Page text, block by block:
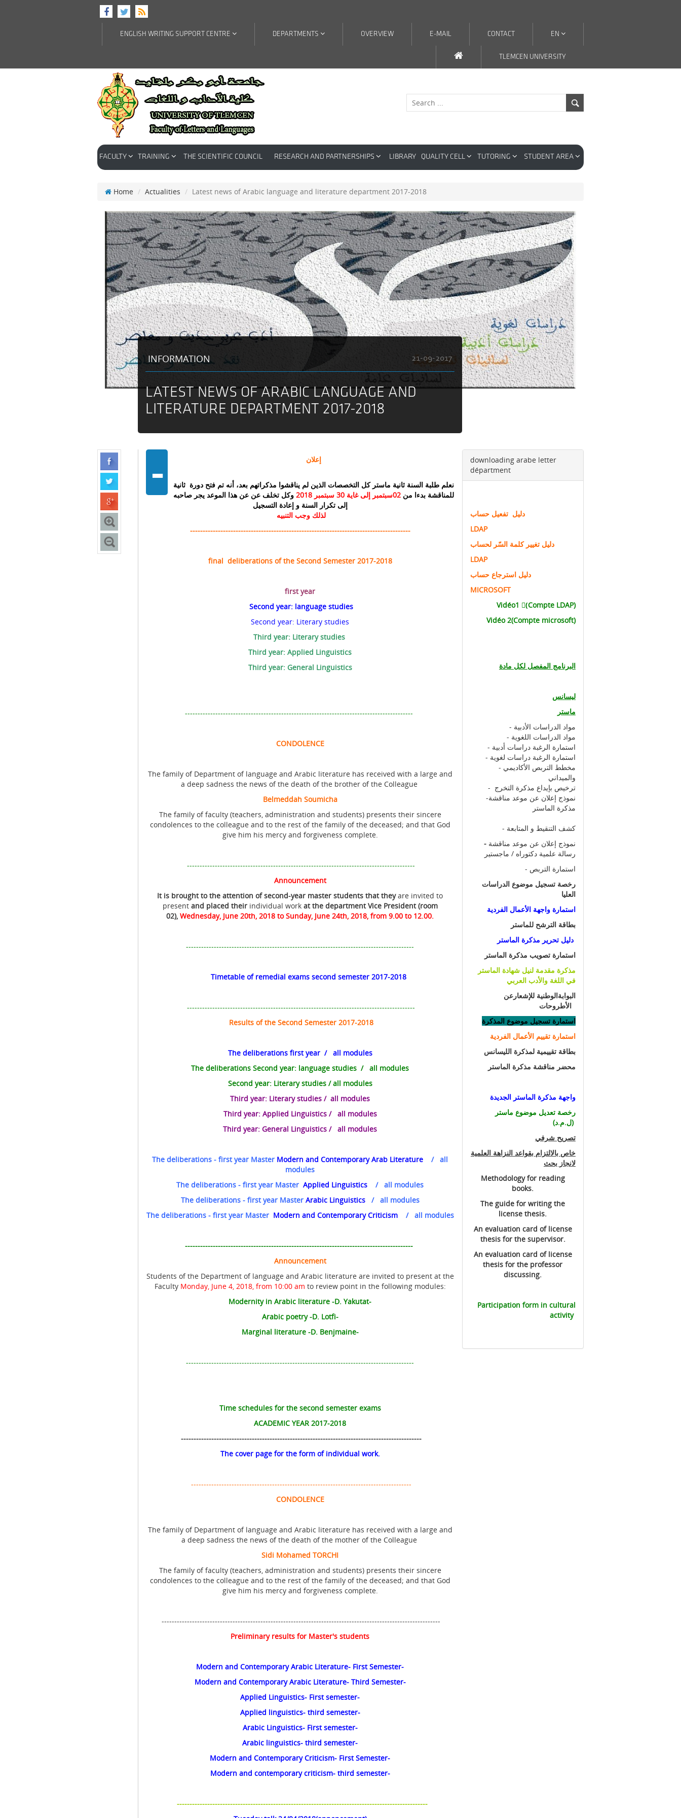
EN
CONTACT
E-MAIL
OVERVIEW
DEPARTMENTS
ENGLISH WRITING SUPPORT CENTRE
TLEMCEN UNIVERSITY
FACULTY TRAINING THE SCIENTIFIC COUNCIL RESEARCH AND PARTNERSHIPS LIBRARY QUALITY CELL TUTORING STUDENT AREA
Home Actualities Latest news of Arabic language and literature department 2017-2018
INFORMATION 21-09-2017
LATEST NEWS OF ARABIC LANGUAGE AND
LITERATURE DEPARTMENT 2017-2018
- إعلان
نعلم طلبة السنة ثانية ماستر كل التخصصات الذين لم يناقشوا مذكراتهم بعد، أنه تم فتح دورة ثانية
للمناقشة بدءا من02سبتمبر إلى غاية 30 سبتمبر 2018
وكل تخلف عن عن هذا الموعد يجر صاحبه
إلى تكرار السنة و إعادة التسجيل
لذلك وجب التنبيه
---------------------------------------------------------------------------------------
final deliberations of the Second Semester 2017-2018
first year
Second year: language studies
Second year: Literary studies
Third year: Literary studies
Third year: Applied Linguistics
Third year: General Linguistics
------------------------------------------------------------------------------------------
CONDOLENCE
The family of Department of language and Arabic literature has received with a large and
a deep sadness the news of the death of the brother of the Colleague
Belmeddah Soumicha
The family of faculty (teachers, administration and students) presents their sincere
condolences to the colleague and to the rest of the family of the deceased; and that God
give him his mercy and forgiveness complete.
------------------------------------------------------------------------------------------
Announcement
It is brought to the attention ofsecond-year master students that theyare invited to
present and placed their individual workat the department Vice President(room
02), Wednesday, June 20th, 2018 toSunday, June 24th, 2018, from9.00 to 12.00.
------------------------------------------------------------------------------------------
Timetable of remedial exams second semester 2017-2018
------------------------------------------------------------------------------------------
Results of the Second Semester 2017-2018
The deliberations first year / all modules
The deliberations Second year: language studies /all modules
Second year: Literary studies/all modules
Third year: Literary studies /all modules
Third year: Applied Linguistics/ all modules
Third year: General Linguistics /all modules
The deliberations - first year Master Modern and Contemporary Arab Literature /all
modules
The deliberations - first year Master Applied Linguistics /all modules
The deliberations - first year MasterArabic Linguistics/ all modules
The deliberations - first year Master Modern and Contemporary Criticism/ all modules
------------------------------------------------------------------------------------------
Announcement
Students of the Department of language and Arabic literature are invited to present at the
Faculty Monday, June 4, 2018, from 10:00 am to review point in the following modules:
Modernity in Arabic literature -D. Yakutat-
Arabic poetry -D. Lotfi-
Marginal literature -D. Benjmaine-
------------------------------------------------------------------------------------------
Time schedules for the second semester exams
ACADEMIC YEAR 2017-2018
-----------------------------------------------------------------------------------------------
The cover page for the form of individual work.
---------------------------------------------------------------------------------------
CONDOLENCE
The family of Department of language and Arabic literature has received with a large and
a deep sadness the news of the death of the mother of the Colleague
Sidi Mohamed TORCHI
The family of faculty (teachers, administration and students) presents their sincere
condolences to the colleague and to the rest of the family of the deceased; and that God
give him his mercy and forgiveness complete.
--------------------------------------------------------------------------------------------------------------
Preliminary results for Master's students
Modern and Contemporary Arabic Literature- First Semester-
Modern and Contemporary Arabic Literature- Third Semester-
Applied Linguistics- First semester-
Applied linguistics- third semester-
Arabic Linguistics- First semester-
Arabic linguistics- third semester-
Modern and Contemporary Criticism- First Semester-
Modern and contemporary criticism- third semester-
---------------------------------------------------------------------------------------------------
downloading arabe letter
départment
دليل تفعيل حساب
LDAP
دليل تغيير كلمة السّر لحساب
LDAP
دليل استرجاع حساب
MICROSOFT
Vidéo1 (ِCompte LDAP)
Vidéo 2(Compte microsoft)
البرنامج المفصل لكل مادة
ليسانس
ماستر
- مواد الدراسات الأدبية
- مواد الدراسات اللغوية
- استمارة الرغبة دراسات أدبية
- استمارة الرغبة دراسات لغوية
- مخطط التربص الأكاديمي
والميداني
- ترخيص بإيداع مذكرة التخرج
-نموذج إعلان عن موعد مناقشة
مذكرة الماستر
- كشف التنقيط و المتابعة
- نموذج إعلان عن موعد مناقشة
رسالة علمية دكتوراه / ماجستير
- استمارة التربص
رخصة تسجيل موضوع الدراسات
العليا
استمارة واجهة الأعمال الفردية
بطاقة الترشح للماستر
دليل تحرير مذكرة الماستر
استمارة تصويب مذكرة الماستر
مذكرة مقدمة لنيل شهادة الماستر
في اللغة والأدب العربي
البوابةالوطنيةللإشعارعن
الأطروحات
استمارة تسجيل موضوع المذكرة
استمارة تقييم الأعمال الفردية
بطاقة تقييمية لمذكرة الليسانس
محضر مناقشة مذكرة الماستر
واجهة مذكرة الماستر الجديدة
رخصة تعديل موضوع ماستر
(ل.م.د)
تصريح شرفي
خاص بالالتزام بقواعد النزاهة العلمية
لانجاز بحث
Methodology for reading
books.
The guide for writing the
license thesis.
An evaluation card of license
thesis for the supervisor.
An evaluation card of license
thesis for the professor
discussing.
Participation form in cultural
activity